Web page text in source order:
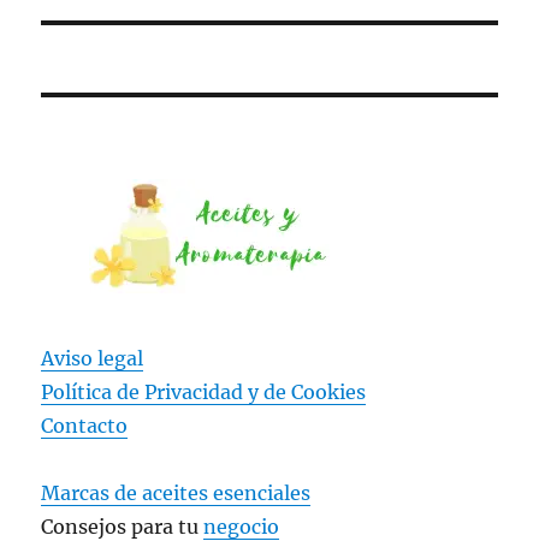
Aviso legal
Política de Privacidad yde Cookies
Contacto
Marcas de aceites esenciales
Consejos para tunegocio